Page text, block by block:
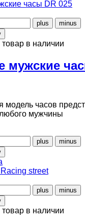
товар в наличии
мужские
часов
мужчины
товар в наличии